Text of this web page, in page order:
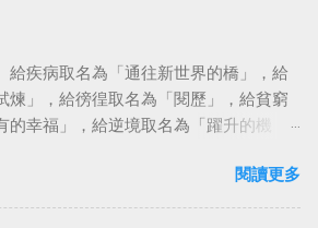
給疾病取名為「通往新世界的橋」，給
煉」，給徬徨取名為「閱歷」，給貧窮
幸福」，給逆境取名為「躍升的機
活著是一件沉重的事。#超譯尼采 — 中
(@chinese_quotes) May 23, 2023
閱讀更多